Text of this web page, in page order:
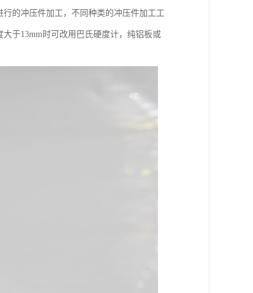
的冲压件加工，不同种类的冲压件加工工
于13mm时可改用巴氏硬度计，纯铝板或